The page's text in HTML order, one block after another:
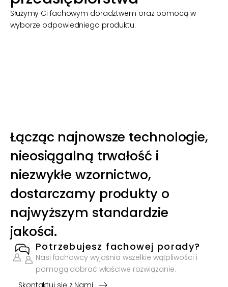
Służymy Ci fachowym doradztwem oraz pomocą w
wyborze odpowiedniego produktu.
Łącząc najnowsze technologie,
nieosiągalną trwałość i
niezwykłe wzornictwo,
dostarczamy produkty o
najwyższym standardzie
jakości.
" Potrzebujesz fachowej porady?
Nasi fachowcy wyjaśnia wszelkie wątpliwości i
pomogą dobrać właściwe rozwiązanie.
Skontaktuj się z Nami